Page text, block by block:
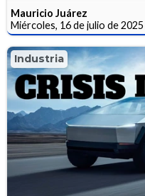
Mauricio Juárez
Miércoles, 16 de julio de 2025
Industria